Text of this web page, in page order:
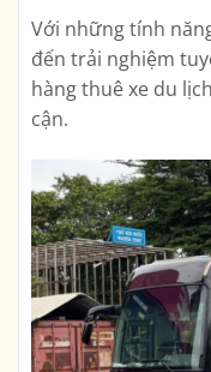
Với những tính
đến trải nghiệm
hàng thuê xe du
cận.